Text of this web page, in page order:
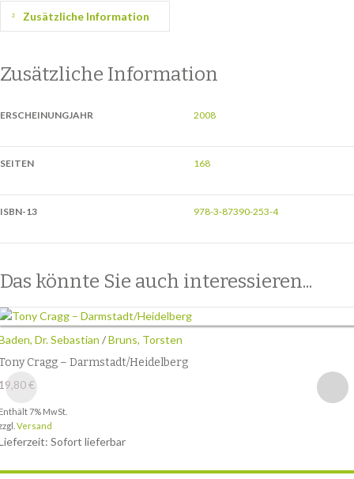
Zusätzliche Information
Zusätzliche Information
ERSCHEINUNGJAHR 2008
SEITEN 168
ISBN-13 978-3-87390-253-4
Das könnte Sie auch interessieren...
Dr. Sebastian /Bruns, Torsten
Cragg – Darmstadt/Heidelberg
€
7% MwSt.
Versand
Sofort lieferbar